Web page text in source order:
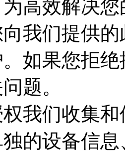
高效解决
我们提供
如果您拒
题。
权我们收集
的设备信